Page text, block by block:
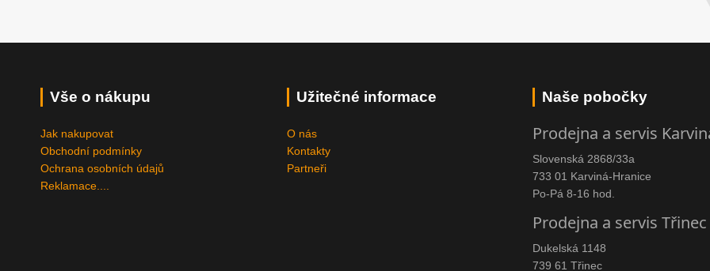
Vše o nákupu
Jak nakupovat
Obchodní podmínky
Ochrana osobních údajů
Reklamace....
Užitečné informace
O nás
Kontakty
Partneři
Naše pobočky
Prodejna a servis
Slovenská 2868/33a
733 01 Karviná-Hranice
Po-Pá 8-16 hod.
Prodejna a servis Třinec
Dukelská 1148
739 61 Třinec